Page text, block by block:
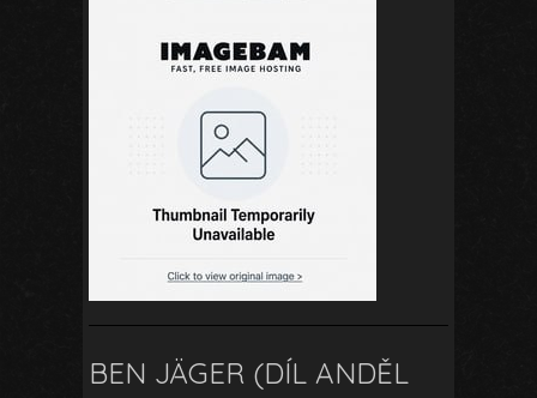
BEN JÄGER (DÍL ANDĚL